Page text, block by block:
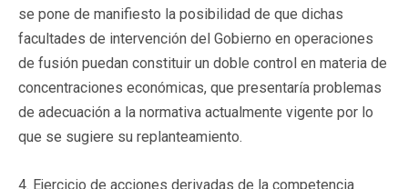
se pone de manifiesto la posibilidad de que dichas
facultades de intervención del Gobierno en operaciones
de fusión puedan constituir un doble control en materia de
concentraciones económicas, que presentaría problemas
de adecuación a la normativa actualmente vigente por lo
que se sugiere su replanteamiento.
4. Ejercicio de acciones derivadas de la competencia